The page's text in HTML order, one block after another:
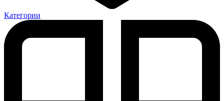
Категории